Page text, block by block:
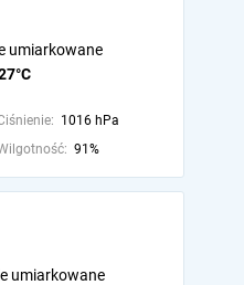
umiarkowane
1016 hPa
91%
umiarkowane